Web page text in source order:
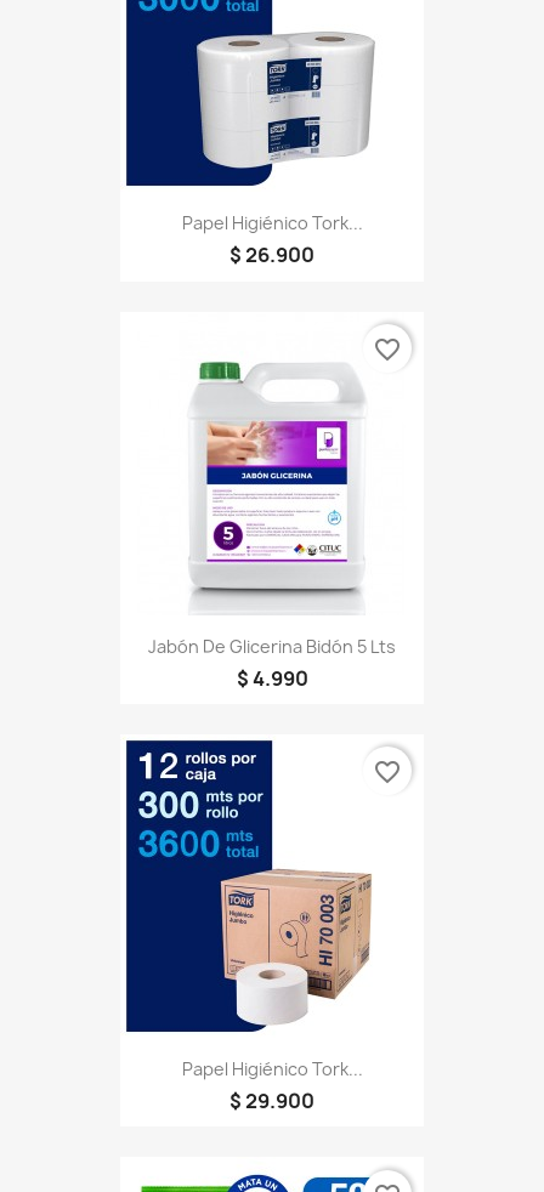
Papel Higiénico Tork...
$ 26.900
Jabón De Glicerina Bidón 5 Lts
$ 4.990
favorite_border
Papel Higiénico Tork...
$ 29.900
favorite_border